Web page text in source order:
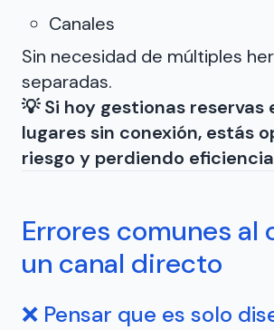
Canales
Sin necesidad de múltiples
separadas.
💡 Si hoy gestionas reservas
lugares sin conexión, estás
riesgo y perdiendo
Errores comunes al
un canal directo
❌ Pensar que es solo